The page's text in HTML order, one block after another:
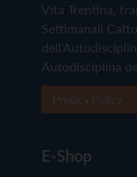
Vita Trentina,
Settimanali
Autodisciplina
E-Shop